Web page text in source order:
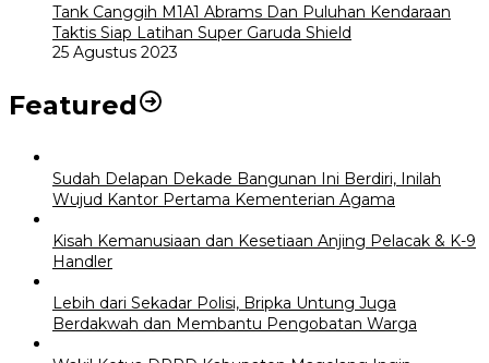
Tank Canggih M1A1 Abrams Dan Puluhan Kendaraan
Taktis Siap Latihan Super Garuda Shield
25 Agustus 2023
Featured
Sudah Delapan Dekade Bangunan Ini Berdiri, Inilah
Wujud Kantor Pertama Kementerian Agama
Kisah Kemanusiaan dan Kesetiaan Anjing Pelacak & K-9
Handler
Lebih dari Sekadar Polisi, Bripka Untung Juga
Berdakwah dan Membantu Pengobatan Warga